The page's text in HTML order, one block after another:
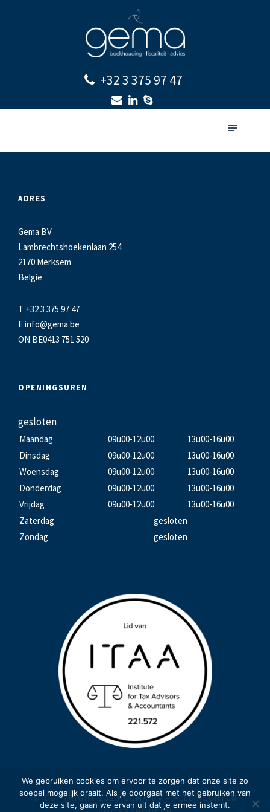
+32 3 375 97 47
ADRES
Gema BV
Lambrechtshoekenlaan 254
2170 Merksem
België
T +32 3 375 97 47
Einfo@gema.be
ON BE0413 751 520
OPENINGSUREN
gesloten
Maandag 09u00-12u00
13u00-16u00
Dinsdag
09u00-12u00
13u00-16u00
Woensdag
09u00-12u00
13u00-16u00
Donderdag
09u00-12u00
13u00-16u00
Vrijdag
09u00-12u00
13u00-16u00
Zaterdag
gesloten
Zondag
gesloten
© COPYRIGHT 2023 GEMA BV - ALLE RECHTEN
We gebruiken cookies om ervoor te zorgen dat onze site zo
soepel mogelijk draait. Als je doorgaat met het gebruiken van
deze site, gaan we ervan uit dat je ermee instemt.